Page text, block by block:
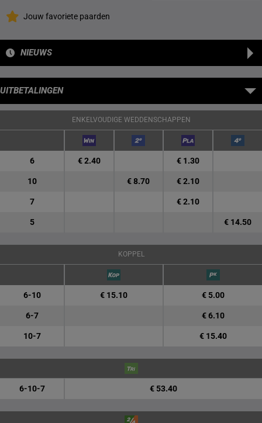
Jouw favoriete paarden
NIEUWS
UITBETALINGEN
ENKELVOUDIGE WEDDENSCHAPPEN
6 € 2.40 € 1.30
10 € 8.70 € 2.10
7 € 2.10
5 € 14.50
KOPPEL
6-10 € 15.10 € 5.00
6-7 € 6.10
10-7 € 15.40
6-10-7 € 53.40